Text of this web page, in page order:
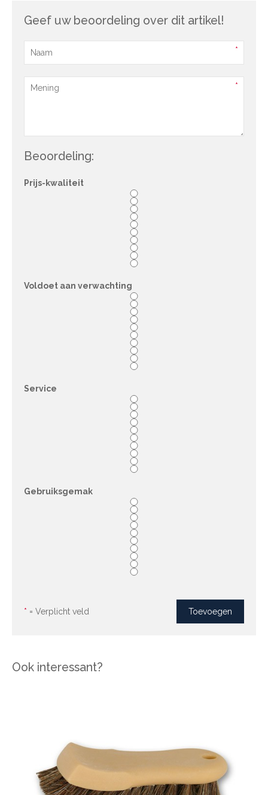
Geef uw beoordeling over dit artikel!
Beoordeling:
Prijs-kwaliteit
Voldoet aan verwachting
Service
Gebruiksgemak
* = Verplicht veld
Ook interessant?